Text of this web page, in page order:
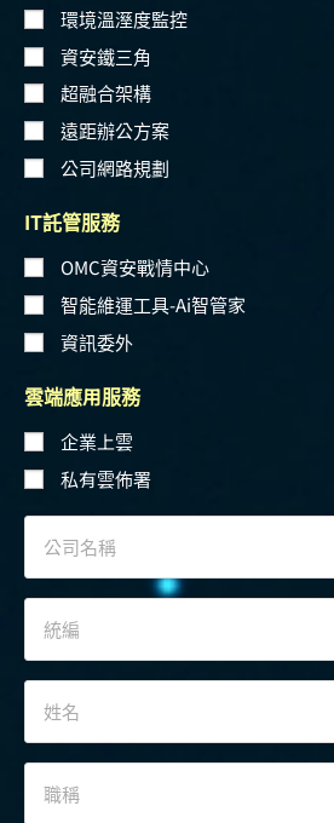
環境溫溼度監控
資安鐵三角
超融合架構
遠距辦公方案
公司網路規劃
IT託管服務
OMC資安戰情中心
智能維運工具-Ai智管家
資訊委外
雲端應用服務
企業上雲
私有雲佈署